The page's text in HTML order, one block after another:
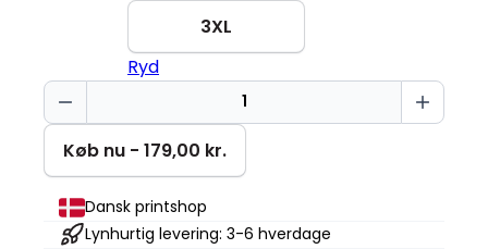
3XL
Ryd
Shhh
Creator
2.0
antal
Køb nu - 179,00 kr.
Dansk printshop
Lynhurtig levering: 3-6 hverdage